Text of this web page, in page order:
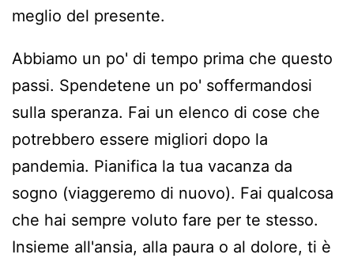
meglio del presente.
Abbiamo un po' di tempo prima che questo
passi. Spendetene un po' soffermandosi
sulla speranza. Fai un elenco di cose che
potrebbero essere migliori dopo la
pandemia. Pianifica la tua vacanza da
sogno (viaggeremo di nuovo). Fai qualcosa
che hai sempre voluto fare per te stesso.
Insieme all'ansia, alla paura o al dolore, ti è